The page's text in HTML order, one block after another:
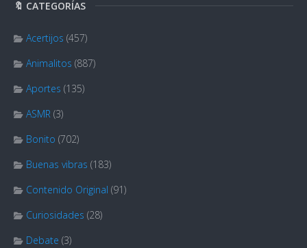
🔖 CATEGORÍAS
Acertijos (457)
Animalitos (887)
Aportes (135)
ASMR (3)
Bonito (702)
Buenas vibras (183)
Contenido Original (91)
Curiosidades (28)
Debate (3)